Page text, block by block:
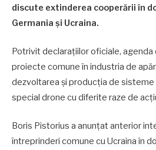
discute extinderea cooperării în
Germania și Ucraina.
Potrivit declarațiilor oficiale, agenda
proiecte comune în industria de
dezvoltarea și producția de sisteme
special drone cu diferite raze de
Boris Pistorius a anunțat anterior
întreprinderi comune cu Ucraina în